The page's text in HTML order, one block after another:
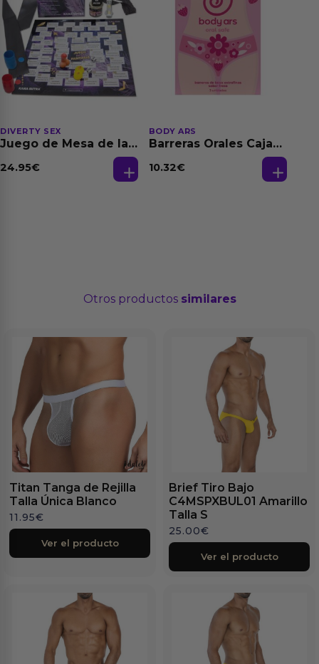
DIVERTY SEX
Juego de Mesa de las
24.95€
BODY ARS
Barreras Orales Caja
10.32€
Otros productos similares
Titan Tanga de Rejilla
Talla Única Blanco
11.95€
Ver el producto
Brief Tiro Bajo
C4MSPXBUL01 Amarillo
Talla S
25.00€
Ver el producto